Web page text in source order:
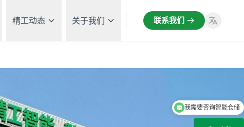
精工动态 关于我们 联系我们
我需要咨询MES系统